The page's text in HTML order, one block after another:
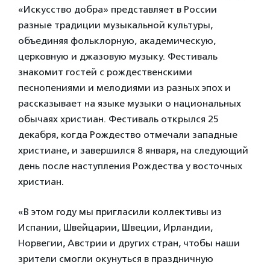
«Искусство добра» представляет в России
разные традиции музыкальной культуры,
объединяя фольклорную, академическую,
церковную и джазовую музыку. Фестиваль
знакомит гостей с рождественскими
песнопениями и мелодиями из разных эпох и
рассказывает на языке музыки о национальных
обычаях христиан. Фестиваль открылся 25
декабря, когда Рождество отмечали западные
христиане, и завершился 8 января, на следующий
день после наступления Рождества у восточных
христиан.
«В этом году мы пригласили коллективы из
Испании, Швейцарии, Швеции, Ирландии,
Норвегии, Австрии и других стран, чтобы наши
зрители смогли окунуться в праздничную